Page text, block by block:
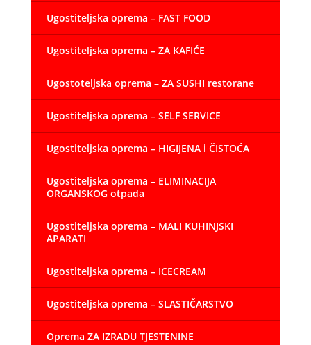
Ugostiteljska oprema – FAST FOOD
Ugostiteljska oprema – ZA KAFIĆE
Ugostoteljska oprema – ZA SUSHI restorane
Ugostiteljska oprema – SELF SERVICE
Ugostiteljska oprema – HIGIJENA i ČISTOĆA
Ugostiteljska oprema – ELIMINACIJA
ORGANSKOG otpada
Ugostiteljska oprema – MALI KUHINJSKI
APARATI
Ugostiteljska oprema – ICECREAM
Ugostiteljska oprema – SLASTIČARSTVO
Oprema ZA IZRADU TJESTENINE